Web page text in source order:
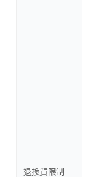
退換貨限制